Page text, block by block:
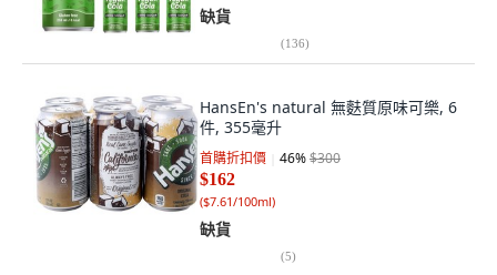
缺貨
(136)
HansEn's natural 無麩質原味可樂, 6
件, 355毫升
首購折扣價 46%$300
$162
($7.61/100ml)
缺貨
(5)